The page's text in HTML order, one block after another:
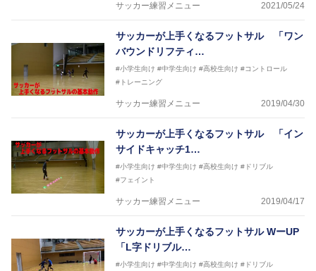
サッカー練習メニュー 2021/05/24
サッカーが上手くなるフットサル 「ワン
バウンドリフティ…
#小学生向け #中学生向け #高校生向け #コントロール
#トレーニング
サッカー練習メニュー 2019/04/30
サッカーが上手くなるフットサル 「イン
サイドキャッチ1…
#小学生向け #中学生向け #高校生向け #ドリブル
#フェイント
サッカー練習メニュー 2019/04/17
サッカーが上手くなるフットサル WーUP
「L字ドリブル…
#小学生向け #中学生向け #高校生向け #ドリブル